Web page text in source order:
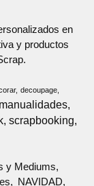
en
y productos
decoupage
manualidades
scrapbooking
y Mediums
NAVIDAD